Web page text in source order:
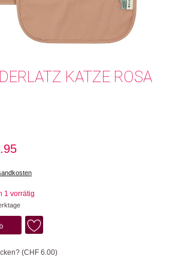
KATZE ROSA
Aktueller
CHF 13.95.
1 vorrätig
(CHF 6.00)